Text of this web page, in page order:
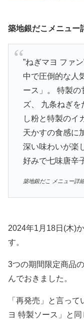
築地銀だこメニュー
”ねぎマヨ ファ
中で圧倒的な人
ース」。 特製の
ズ、 九条ねぎ
し粉と特製の
天かすの食感に
深い味わいが楽
好みで七味唐辛
築地銀だこ メニュー詳
2024年1月18日(木)
す。
3つの期間限定商品
んでおきました。
「再発売」と言っ
ヨ 特製ソース」と同